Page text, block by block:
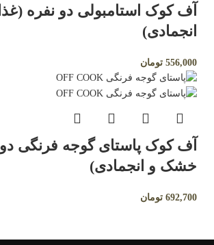
آف کوک استامبولی دو نفره
انجمادی)
556,000 تومان
آف کوک پاستای گوجه فرنگی
خشک و انجمادی)
692,700 تومان